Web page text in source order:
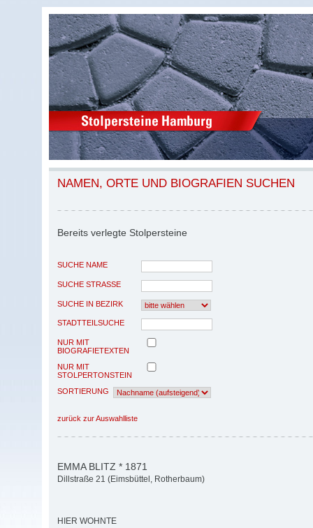
NAMEN, ORTE UND BIOGRAFIEN SUCHEN
Bereits verlegte Stolpersteine
SUCHE NAME
SUCHE STRASSE
SUCHE IN BEZIRK
STADTTEILSUCHE
NUR MIT
BIOGRAFIETEXTEN
NUR MIT
STOLPERTONSTEIN
SORTIERUNG
zurück zur Auswahlliste
EMMA BLITZ * 1871
Dillstraße 21 (Eimsbüttel, Rotherbaum)
HIER WOHNTE